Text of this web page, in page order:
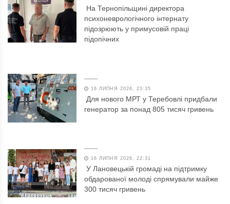
На Тернопільщині директора
психоневрологічного інтернату
підозрюють у примусовій праці
підопічних
16 ЛИПНЯ 2026, 23:35
Для нового МРТ у Теребовлі придбали
генератор за понад 805 тисяч гривень
16 ЛИПНЯ 2026, 22:31
У Лановецькій громаді на підтримку
обдарованої молоді спрямували майже
300 тисяч гривень